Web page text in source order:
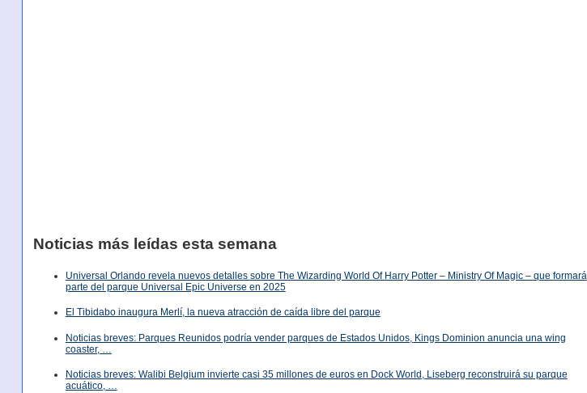
Noticias más leídas esta semana
Universal Orlando revela nuevos detalles sobre The Wizarding World Of Harry Potter – Ministry Of Magic – que formará
parte del parque Universal Epic Universe en 2025
El Tibidabo inaugura Merlí, la nueva atracción de caída libre del parque
Noticias breves: Parques Reunidos podría vender parques de Estados Unidos, Kings Dominion anuncia una wing
coaster, …
Noticias breves: Walibi Belgium invierte casi 35 millones de euros en Dock World, Liseberg reconstruirá su parque
acuático, …